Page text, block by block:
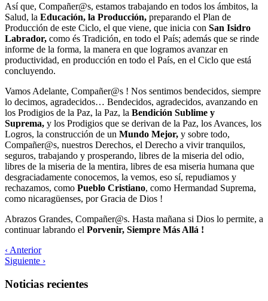
Así que, Compañer@s, estamos trabajando en todos los ámbitos, la
Salud, la Educación, la Producción, preparando el Plan de
Producción de este Ciclo, el que viene, que inicia con San Isidro
Labrador, como és Tradición, en todo el País; además que se rinde
informe de la forma, la manera en que logramos avanzar en
productividad, en producción en todo el País, en el Ciclo que está
concluyendo.
Vamos Adelante, Compañer@s ! Nos sentimos bendecidos, siempre
lo decimos, agradecidos… Bendecidos, agradecidos, avanzando en
los Prodigios de la Paz, la Paz, la Bendición Sublime y
Suprema, y los Prodigios que se derivan de la Paz, los Avances, los
Logros, la construcción de un Mundo Mejor, y sobre todo,
Compañer@s, nuestros Derechos, el Derecho a vivir tranquilos,
seguros, trabajando y prosperando, libres de la miseria del odio,
libres de la miseria de la mentira, libres de esa miseria humana que
desgraciadamente conocemos, la vemos, eso sí, repudiamos y
rechazamos, como Pueblo Cristiano, como Hermandad Suprema,
como nicaragüenses, por Gracia de Dios !
Abrazos Grandes, Compañer@s. Hasta mañana si Dios lo permite, a
continuar labrando el Porvenir, Siempre Más Allá !
‹ Anterior
Siguiente ›
Noticias recientes